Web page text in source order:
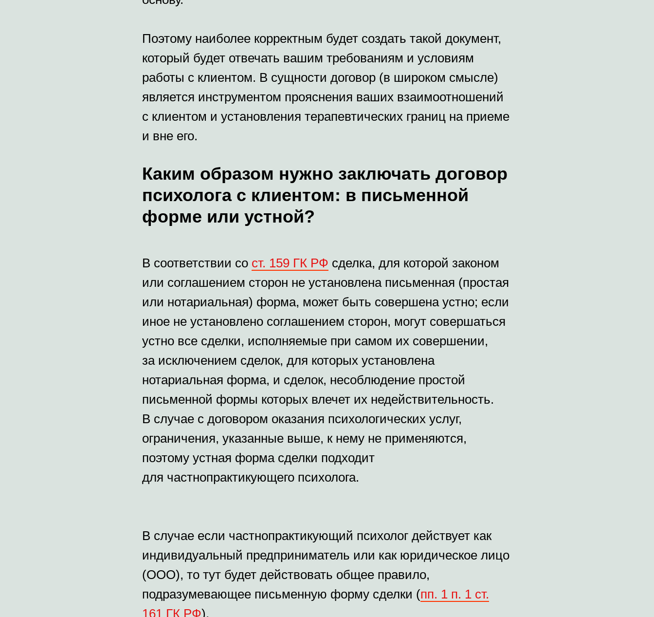
Поэтому наиболее корректным будет создать такой документ,
который будет отвечать вашим требованиям и условиям
работы с клиентом. В сущности договор (в широком смысле)
является инструментом прояснения ваших взаимоотношений
с клиентом и установления терапевтических границ на приеме
и вне его.
Каким образом нужно заключать договор
психолога с клиентом: в письменной
форме или устной?
В соответствии со ст. 159 ГК РФ сделка, для которой законом
или соглашением сторон не установлена письменная (простая
или нотариальная) форма, может быть совершена устно; если
иное не установлено соглашением сторон, могут совершаться
устно все сделки, исполняемые при самом их совершении,
за исключением сделок, для которых установлена
нотариальная форма, и сделок, несоблюдение простой
письменной формы которых влечет их недействительность.
В случае с договором оказания психологических услуг,
ограничения, указанные выше, к нему не применяются,
поэтому устная форма сделки подходит
для частнопрактикующего психолога.
В случае если частнопрактикующий психолог действует как
индивидуальный предприниматель или как юридическое лицо
(ООО), то тут будет действовать общее правило,
подразумевающее письменную форму сделки (пп. 1 п. 1 ст.
161 ГК РФ).